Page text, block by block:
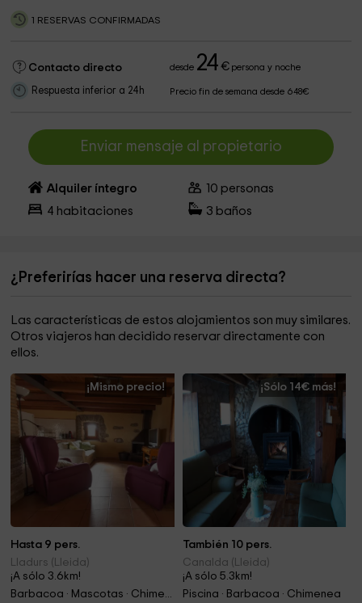
1 RESERVAS CONFIRMADAS
Contacto directo desde 24 €persona y noche
Respuesta inferior a 24h Precio fin de semana desde 648€
Enviar mensaje al propietario
Alquiler íntegro 10 personas
4 habitaciones 3 baños
¿Preferirías hacer una reserva directa?
Las características de estos alojamientos son muy similares.
Otros viajeros han decidido reservar directamente con
ellos.
¡Mismo precio!
Hasta 9 pers.
Lladurs (Lleida)
¡A sólo 3.6km!
Barbacoa · Mascotas · Chimenea
¡Sólo 14€ más!
También 10 pers.
Canalda (Lleida)
¡A sólo 5.3km!
Piscina · Barbacoa · Chimenea